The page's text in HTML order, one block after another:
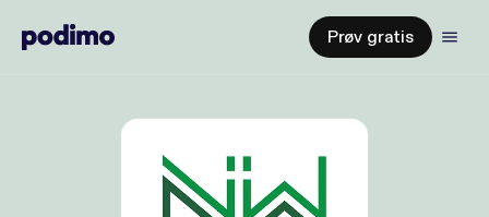
Prøv gratis